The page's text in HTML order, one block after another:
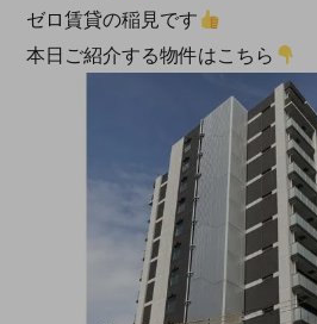
ゼロ賃貸の稲見です
本日ご紹介する物件はこちら